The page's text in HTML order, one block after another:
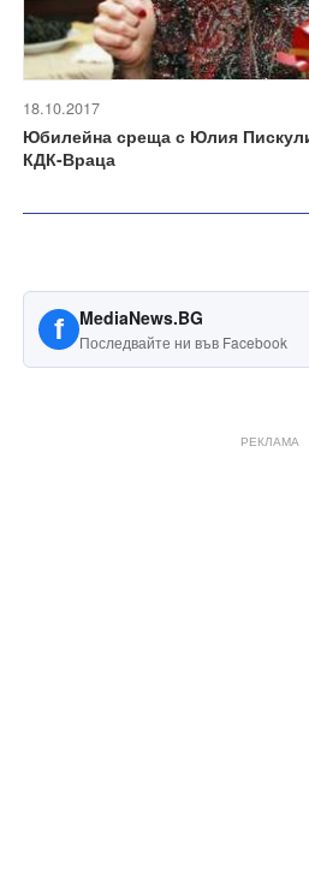
18.10.2017
Юбилейна среща с Юлия
КДК-Враца
f MediaNews.BG
Последвайте ни във Facebook
РЕКЛАМА